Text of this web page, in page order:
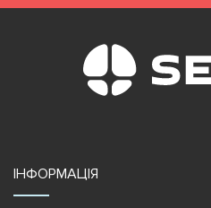
ІНФОРМАЦІЯ